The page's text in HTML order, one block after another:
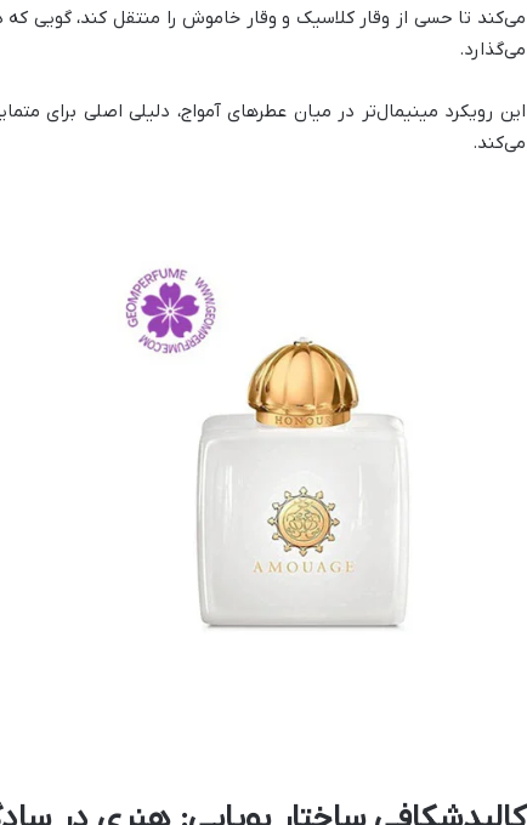
می‌کند تا حسی از وقار کلاسیک و وقار خاموش را منتقل کند، گویی که
می‌گذارد.
این رویکرد مینیمال‌تر در میان عطرهای آمواج، دلیلی اصلی برای
می‌کند.